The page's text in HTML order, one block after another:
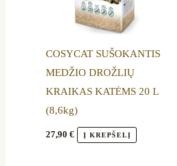
COSYCAT SUŠOKANTIS
MEDŽIO DROŽLIŲ
KRAIKAS KATĖMS 20 L
(8,6kg)
27,90€ Į KREPŠELĮ